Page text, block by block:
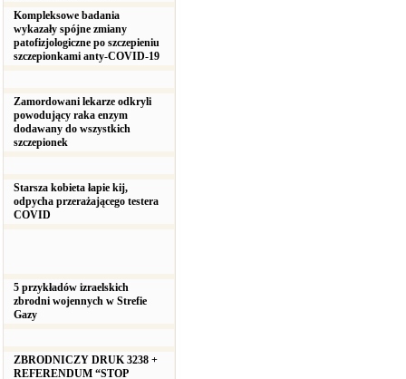
Kompleksowe badania
wykazały spójne zmiany
patofizjologiczne po szczepieniu
szczepionkami anty-COVID-19
Zamordowani lekarze odkryli
powodujący raka enzym
dodawany do wszystkich
szczepionek
Starsza kobieta łapie kij,
odpycha przerażającego testera
COVID
5 przykładów izraelskich
zbrodni wojennych w Strefie
Gazy
ZBRODNICZY DRUK 3238 +
REFERENDUM “STOP